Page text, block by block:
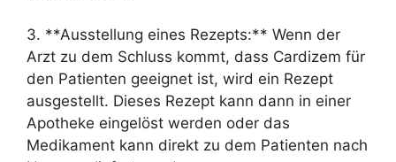
3. **Ausstellung eines Rezepts:** Wenn der
Arzt zu dem Schluss kommt, dass Cardizem für
den Patienten geeignet ist, wird ein Rezept
ausgestellt. Dieses Rezept kann dann in einer
Apotheke eingelöst werden oder das
Medikament kann direkt zu dem Patienten nach